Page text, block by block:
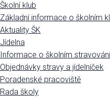
Školní klub
Základní informace o školním
Aktuality ŠK
Jídelna
Informace o školním stravování
Objednávky stravy a jídelníček
Poradenské pracoviště
Rada školy